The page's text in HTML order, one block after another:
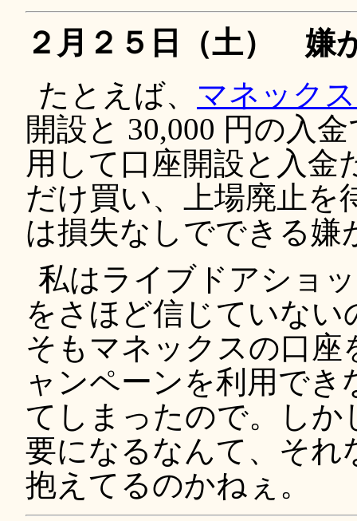
２月２５日（土） 嫌
たとえば、 マネック
開設と 30,000 円の入
用して口座開設と入金
だけ買い、上場廃止を
は損失なしでできる
私はライブドアショ
をさほど信じていな
そもマネックスの口
ャンペーンを利用で
てしまったので。し
要になるなんて、それ
抱えてるのかねぇ。